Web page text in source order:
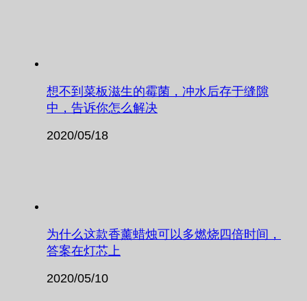
想不到菜板滋生的霉菌，冲水后存于缝隙
中，告诉你怎么解决
2020/05/18
为什么这款香薰蜡烛可以多燃烧四倍时间，
答案在灯芯上
2020/05/10